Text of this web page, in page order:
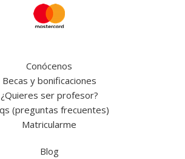
Conócenos
Becas y bonificaciones
¿Quieres ser profesor?
(preguntas frecuentes)
Matricularme
Blog